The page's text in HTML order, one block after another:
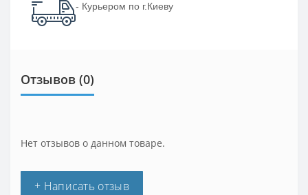
- Курьером по г.Киеву
Отзывов (0)
Нет отзывов о данном товаре.
+ Написать отзыв